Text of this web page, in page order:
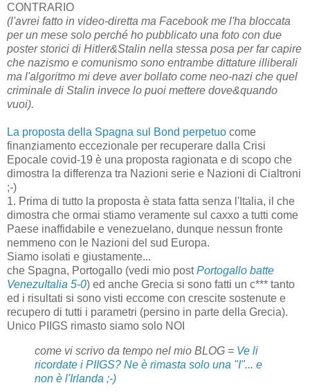
CONTRARIO
(l'avrei fatto in video-diretta ma Facebook me l'ha bloccata
per un mese solo perché ho pubblicato una foto con due
poster storici di Hitler&Stalin nella stessa posa per far capire
che nazismo e comunismo sono entrambe dittature illiberali
ma l'algoritmo mi deve aver bollato come neo-nazi che quel
criminale di Stalin invece lo puoi mettere dove&quando
vuoi).
La proposta della Spagna sul Bond perpetuo come
finanziamento eccezionale per recuperare dalla Crisi
Epocale covid-19 è una proposta ragionata e di scopo che
dimostra la differenza tra Nazioni serie e Nazioni di Cialtroni
;-)
1. Prima di tutto la proposta è stata fatta senza l'Italia, il che
dimostra che ormai stiamo veramente sul caxxo a tutti come
Paese inaffidabile e venezuelano, dunque nessun fronte
nemmeno con le Nazioni del sud Europa.
Siamo isolati e giustamente...
che Spagna, Portogallo (vedi mio postPortogallo batte
VenezuItalia 5-0) ed anche Grecia si sono fatti un c*** tanto
ed i risultati si sono visti eccome con crescite sostenute e
recupero di tutti i parametri (persino in parte della Grecia).
Unico PIIGS rimasto siamo solo NOI
come vi scrivo da tempo nel mio BLOG = Ve li
ricordate i PIIGS? Ne è rimasta solo una "I"... e
non è l'Irlanda ;-)